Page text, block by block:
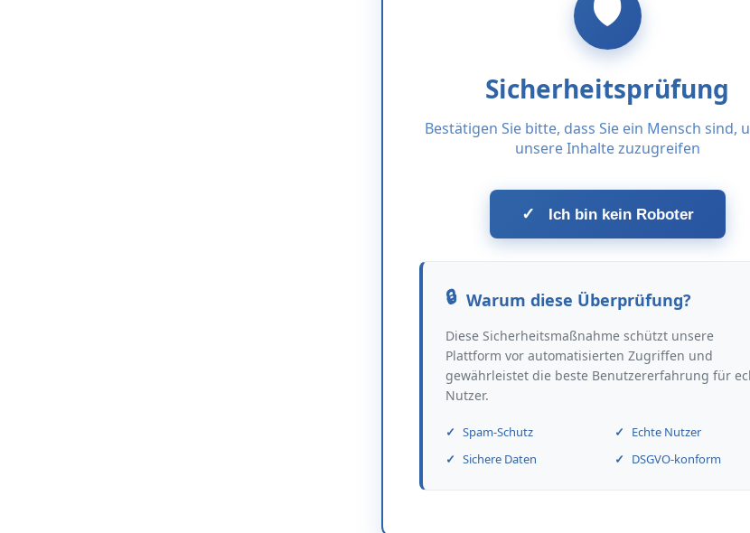
Sicherheitsprüfung
Bestätigen Sie bitte, dass Sie ein Mensch sind,
unsere Inhalte zuzugreifen
✓ Ich bin kein Roboter
Warum diese Überprüfung?
Diese Sicherheitsmaßnahme schützt unsere
Plattform vor automatisierten Zugriffen und
gewährleistet die beste Benutzererfahrung für
Nutzer.
Spam-Schutz
Echte Nutzer
Sichere Daten
DSGVO-konform